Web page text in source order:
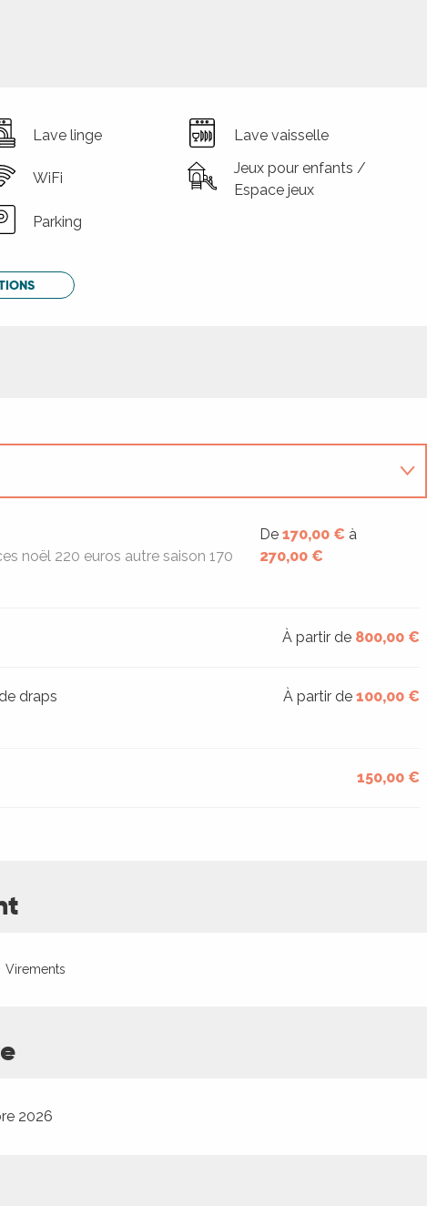
Lave linge Lave vaisselle
WiFi
Jeux pour enfants /
Espace jeux
Parking
noël 220 euros autre saison 170
De170,00 € à
270,00 €
À partir de 800,00 €
draps
À partir de100,00 €
150,00 €
Virements
2026